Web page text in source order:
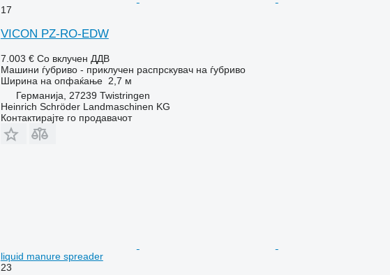
17
VICON PZ-RO-EDW
7.003 € Со вклучен ДДВ
Машини ѓубриво - приклучен распрскувач на ѓубриво
Ширина на опфаќање 2,7 м
Германија, 27239 Twistringen
Heinrich Schröder Landmaschinen KG
Контактирајте го продавачот
liquid manure spreader
23